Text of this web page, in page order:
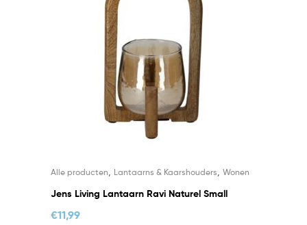
Alle producten, Lantaarns & Kaarshouders, Wonen
Jens Living Lantaarn Ravi Naturel Small
€11,99